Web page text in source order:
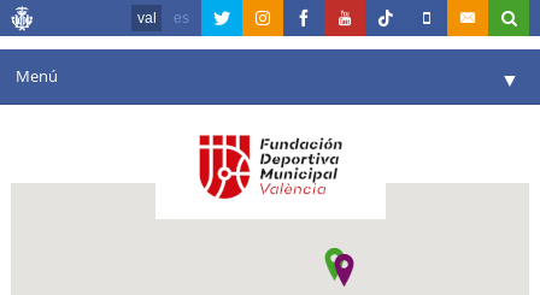
val es
Menú ▼
Agenda